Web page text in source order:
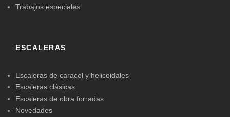
Trabajos especiales
ESCALERAS
Escaleras de caracol y helicoidales
Escaleras clásicas
Escaleras de obra forradas
Novedades